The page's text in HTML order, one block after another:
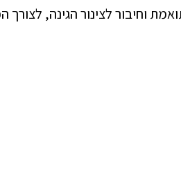
וחיבור לצינור הגינה,